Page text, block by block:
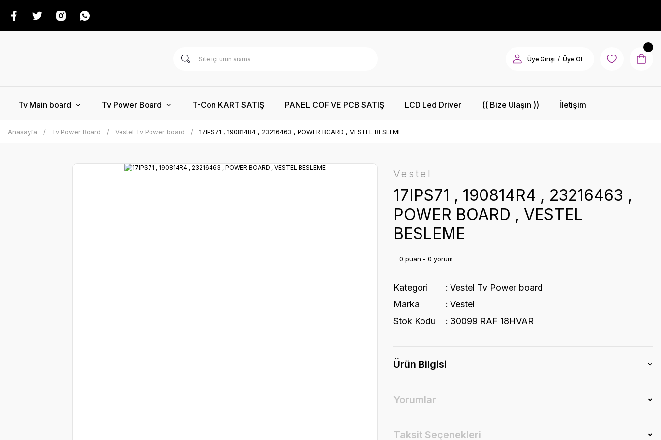
Üye Girişi / Üye Ol
Tv Main board Tv Power Board T-Con KART SATIŞ PANEL COF VE PCB SATIŞ LCD Led Driver (( Bize Ulaşın )) İletişim
Anasayfa Tv Power Board Vestel Tv Power board 17IPS71 , 190814R4 , 23216463 , POWER BOARD , VESTEL BESLEME
Vestel
17IPS71 , 190814R4 , 23216463 ,
POWER BOARD , VESTEL
BESLEME
0 puan - 0 yorum
Kategori
Vestel Tv Power board
Marka
Vestel
Stok Kodu
30099 RAF 18HVAR
Ürün Bilgisi
Yorumlar
Taksit Seçenekleri